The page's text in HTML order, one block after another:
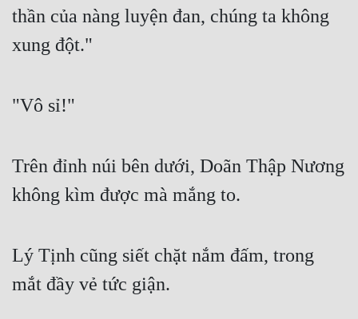
Đô Thị
Đông Phương
Đồng Nhân
Cẩu Đạo Trường Sinh
Ngự Thú
Truyện Nữ
Vô Địch Lưu
thần của nàng luyện đan, chúng ta không
xung đột."
"Vô sỉ!"
Trên đỉnh núi bên dưới, Doãn Thập Nương
không kìm được mà mắng to.
Lý Tịnh cũng siết chặt nắm đấm, trong
mắt đầy vẻ tức giận.